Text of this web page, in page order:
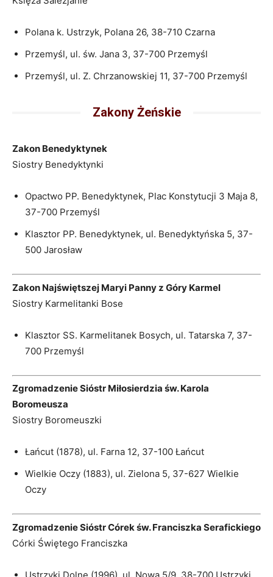
Polana k. Ustrzyk, Polana 26, 38-710 Czarna
Przemyśl, ul. św. Jana 3, 37-700 Przemyśl
Przemyśl, ul. Z. Chrzanowskiej 11, 37-700 Przemyśl
Zakony Żeńskie
Zakon Benedyktynek
Siostry Benedyktynki
Opactwo PP. Benedyktynek, Plac Konstytucji 3 Maja 8,
37-700 Przemyśl
Klasztor PP. Benedyktynek, ul. Benedyktyńska 5, 37-
500 Jarosław
Zakon Najświętszej Maryi Panny z Góry Karmel
Siostry Karmelitanki Bose
Klasztor SS. Karmelitanek Bosych, ul. Tatarska 7, 37-
700 Przemyśl
Zgromadzenie Sióstr Miłosierdzia św. Karola
Boromeusza
Siostry Boromeuszki
Łańcut (1878), ul. Farna 12, 37-100 Łańcut
Wielkie Oczy (1883), ul. Zielona 5, 37-627 Wielkie
Oczy
Zgromadzenie Sióstr Córek św. Franciszka Serafickiego
Córki Świętego Franciszka
Ustrzyki Dolne (1996), ul. Nowa 5/9, 38-700 Ustrzyki